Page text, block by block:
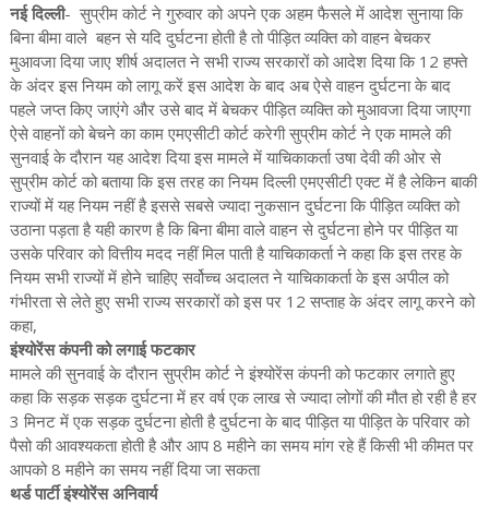
नई दिल्ली- सुप्रीम कोर्ट ने गुरुवार को अपने एक अहम फैसले में आदेश सुनाया कि
बिना बीमा वाले बहन से यदि दुर्घटना होती है तो पीड़ित व्यक्ति को वाहन बेचकर
मुआवजा दिया जाए शीर्ष अदालत ने सभी राज्य सरकारों को आदेश दिया कि 12 हफ्ते
के अंदर इस नियम को लागू करें इस आदेश के बाद अब ऐसे वाहन दुर्घटना के बाद
पहले जप्त किए जाएंगे और उसे बाद में बेचकर पीड़ित व्यक्ति को मुआवजा दिया जाएगा
ऐसे वाहनों को बेचने का काम एमएसीटी कोर्ट करेगी सुप्रीम कोर्ट ने एक मामले की
सुनवाई के दौरान यह आदेश दिया इस मामले में याचिकाकर्ता उषा देवी की ओर से
सुप्रीम कोर्ट को बताया कि इस तरह का नियम दिल्ली एमएसीटी एक्ट में है लेकिन बाकी
राज्यों में यह नियम नहीं है इससे सबसे ज्यादा नुकसान दुर्घटना कि पीड़ित व्यक्ति को
उठाना पड़ता है यही कारण है कि बिना बीमा वाले वाहन से दुर्घटना होने पर पीड़ित या
उसके परिवार को वित्तीय मदद नहीं मिल पाती है याचिकाकर्ता ने कहा कि इस तरह के
नियम सभी राज्यों में होने चाहिए सर्वोच्च अदालत ने याचिकाकर्ता के इस अपील को
गंभीरता से लेते हुए सभी राज्य सरकारों को इस पर 12 सप्ताह के अंदर लागू करने को
कहा,
इंश्योरेंस कंपनी को लगाई फटकार
मामले की सुनवाई के दौरान सुप्रीम कोर्ट ने इंश्योरेंस कंपनी को फटकार लगाते हुए
कहा कि सड़क सड़क दुर्घटना में हर वर्ष एक लाख से ज्यादा लोगों की मौत हो रही है हर
3 मिनट में एक सड़क दुर्घटना होती है दुर्घटना के बाद पीड़ित या पीड़ित के परिवार को
पैसो की आवश्यकता होती है और आप 8 महीने का समय मांग रहे हैं किसी भी कीमत पर
आपको 8 महीने का समय नहीं दिया जा सकता
थर्ड पार्टी इंश्योरेंस अनिवार्य